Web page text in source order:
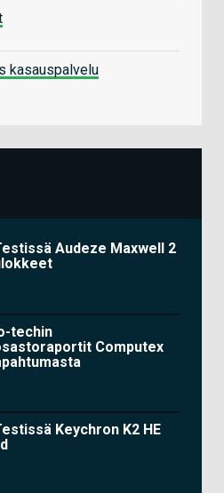
kasauspalvelu
Audeze Maxwell 2
techin
Computex
Keychron K2 HE